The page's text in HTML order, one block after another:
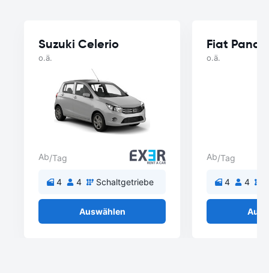
Suzuki Celerio
o.ä.
Ab/Tag
4 4 Schaltgetriebe
Auswählen
Fiat Panda
o.ä.
Ab/Tag
4 4